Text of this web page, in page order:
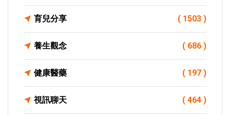
育兒分享 ( 1503 )
養生觀念 ( 686 )
健康醫藥 ( 197 )
視訊聊天 ( 464 )